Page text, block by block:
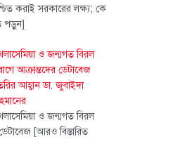
করাই সরকারের লক্ষ্য; কে
পড়ুন]
ও জন্মগত বিরল
আক্রান্তদের ডেটাবেজ
আহ্বান ডা. জুবাইদা
ও জন্মগত বিরল
[আরও বিস্তারিত